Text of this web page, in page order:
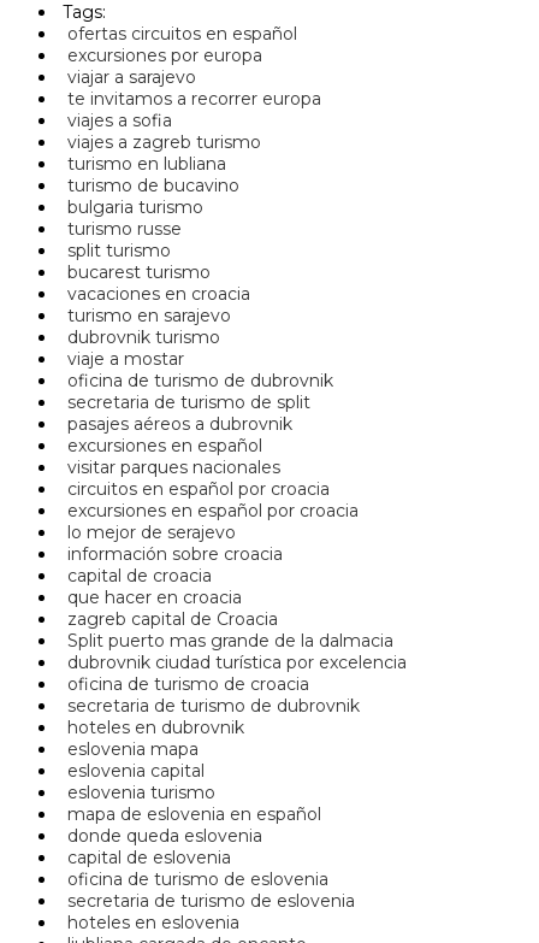
Tags:
ofertas circuitos en español
excursiones por europa
viajar a sarajevo
te invitamos a recorrer europa
viajes a sofia
viajes a zagreb turismo
turismo en lubliana
turismo de bucavino
bulgaria turismo
turismo russe
split turismo
bucarest turismo
vacaciones en croacia
turismo en sarajevo
dubrovnik turismo
viaje a mostar
oficina de turismo de dubrovnik
secretaria de turismo de split
pasajes aéreos a dubrovnik
excursiones en español
visitar parques nacionales
circuitos en español por croacia
excursiones en español por croacia
lo mejor de serajevo
información sobre croacia
capital de croacia
que hacer en croacia
zagreb capital de Croacia
Split puerto mas grande de la dalmacia
dubrovnik ciudad turística por excelencia
oficina de turismo de croacia
secretaria de turismo de dubrovnik
hoteles en dubrovnik
eslovenia mapa
eslovenia capital
eslovenia turismo
mapa de eslovenia en español
donde queda eslovenia
capital de eslovenia
oficina de turismo de eslovenia
secretaria de turismo de eslovenia
hoteles en eslovenia